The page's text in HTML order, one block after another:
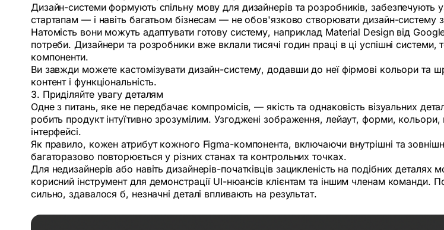
Дизайн-системи формують спільну мову для дизайнерів та розробників, забезпечують
стартапам — і навіть багатьом бізнесам — не обов'язково створювати дизайн-систему
Натомість вони можуть адаптувати готову систему, наприклад Material Design від
потреби. Дизайнери та розробники вже вклали тисячі годин праці в ці успішні
компоненти.
Ви завжди можете кастомізувати дизайн-систему, додавши до неї фірмові кольори та
контент і функціональність.
3. Приділяйте увагу деталям
Одне з питань, яке не передбачає компромісів, — якість та однаковість візуальних
робить продукт інтуїтивно зрозумілим. Узгоджені зображення, лейаут, форми,
інтерфейсі.
Як правило, кожен атрибут кожного Figma-компонента, включаючи внутрішні та
багаторазово повторюється у різних станах та контрольних точках.
Для недизайнерів або навіть дизайнерів-початківців зацикленість на подібних
корисний інструмент для демонстрації UI-нюансів клієнтам та іншим членам команди.
сильно, здавалося б, незначні деталі впливають на результат.